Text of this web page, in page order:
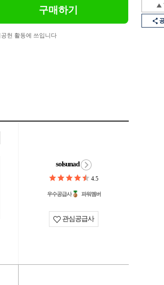
구매하기
헌 활동에 쓰입니다
solsunad
4.5
우수공급사 파워멤버
관심공급사